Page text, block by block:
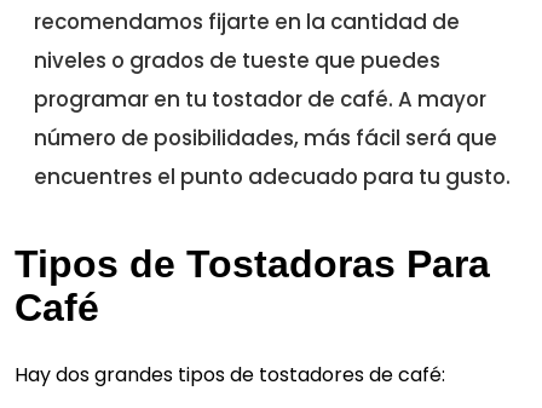
recomendamos fijarte en la cantidad de
niveles o grados de tueste que puedes
programar en tu tostador de café. A mayor
número de posibilidades, más fácil será que
encuentres el punto adecuado para tu gusto.
Tipos de Tostadoras Para
Café
Hay dos grandes tipos de tostadores de café: